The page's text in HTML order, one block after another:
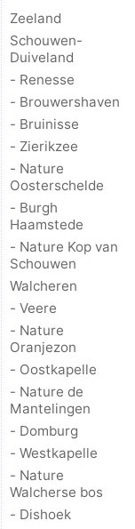
Zeeland
Schouwen-
Duiveland
- Renesse
- Brouwershaven
- Bruinisse
- Zierikzee
- Nature
Oosterschelde
- Burgh
Haamstede
- Nature Kop van
Schouwen
Walcheren
- Veere
- Nature
Oranjezon
- Oostkapelle
- Nature de
Mantelingen
- Domburg
- Westkapelle
- Nature
Walcherse bos
- Dishoek